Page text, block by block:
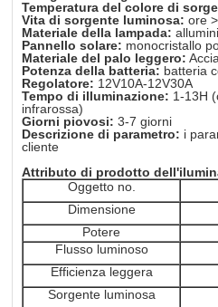
Temperatura del colore di
Vita di sorgente luminosa: ore
Materiale della lampada:
Pannello solare: monocristallo
Materiale del palo leggero:
Potenza della batteria: batteria
Regolatore: 12V10A-12V30A
Tempo di illuminazione: 1-13H
infrarossa)
Giorni piovosi: 3-7 giorni
Descrizione di parametro: i
cliente
Attributo di prodotto
Oggetto no.
Dimensione
Potere
Flusso luminoso
Efficienza leggera
Sorgente luminosa